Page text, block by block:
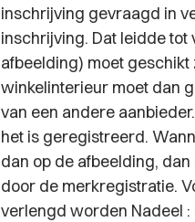
inschrijving gevraagd in
inschrijving. Dat leidde
afbeelding) moet geschikt
winkelinterieur moet dan
van een andere
het is geregistreerd.
dan op de afbeelding,
door de
verlengd worden Nadeel